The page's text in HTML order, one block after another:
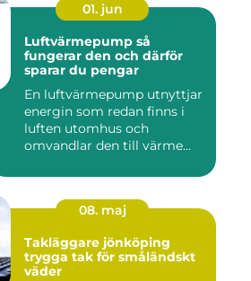
01. jun
Luftvärmepump så
fungerar den och därför
sparar du pengar
En luftvärmepump utnyttjar
energin som redan finns i
luften utomhus och
omvandlar den till värme
08. maj
Takläggare jönköping
trygga tak för småländskt
väder